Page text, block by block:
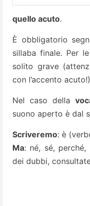
quello acuto.
È obbligatorio
sillaba finale. Per
solito grave
con l’accento
Nel caso della
suono aperto è dal
Scriveremo: è
Ma: né, sé, perché,
dei dubbi,